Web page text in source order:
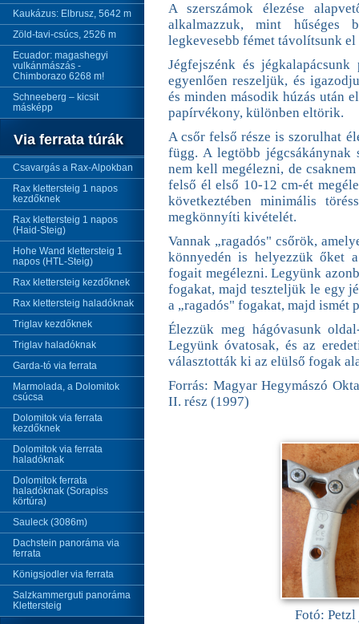
Kaukázus: Elbrusz, 5642 m
Zöld-tavi-csúcs, 2526 m
Ecuador: magashegyi
vulkánmászás -
Chimborazo 6268 m!
Schneeberg – kicsit
másképp
Via ferrata túrák
Csavargás a Rax-Alpokban
Rax klettersteig 1 napos
kezdőknek
Rax klettersteig 1 napos
(Haid-Steig)
Hohe Wand klettersteig 1
napos (HTL-Steig)
Rax klettersteig kezdőknek
Rax klettersteig haladóknak
Triglav kezdőknek
Triglav haladóknak
Garda-tó via ferrata
Marmolada, a Dolomitok
csúcsa
Dolomitok via ferrata
kezdőknek
Dolomitok via ferrata
haladóknak
Dolomitok ferrata
haladóknak (Sorapiss
körtúra)
Sauleck (3086m)
Dachstein panoráma via
ferrata
Königsjodler via ferrata
Salzkammerguti panoráma
Klettersteig
A szerszámok élezése
alkalmazzuk, mint hűséges
legkevesebb fémet távolítsunk el
Jégfejszénk és
egyenlően reszeljük, és
és minden második húzás után
papírvékony, különben eltörik.
A csőr felső része is szorulhat
függ. A legtöbb jégcsákánynak
nem kell megélezni, de
felső él első 10-12 cm-ét
következtében minimális
megkönnyíti kivételét.
Vannak „ragadós" csőrök,
könnyedén is helyezzük őket
fogait megélezni. Legyünk
fogakat, majd teszteljük le egy
a „ragadós" fogakat, majd ismét
Élezzük meg hágóvasunk
Legyünk óvatosak, és az
választották ki az elülső fogak
Forrás: Magyar Hegymászó
II. rész (1997)
Fotó: